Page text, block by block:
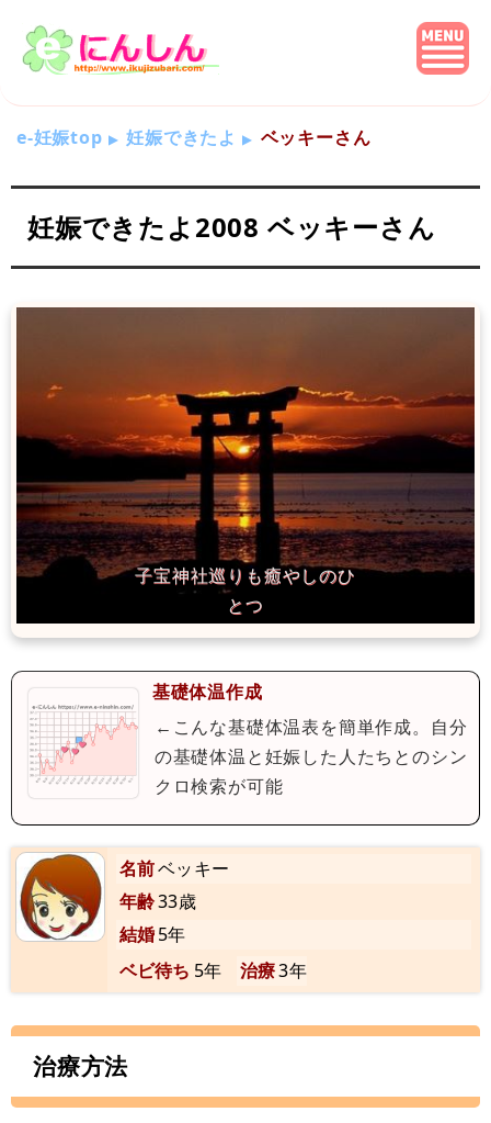
e-妊娠top 妊娠できたよ ベッキーさん
妊娠できたよ2008 ベッキーさん
基礎体温作成
←こんな基礎体温表を簡単作成。自分
の基礎体温と妊娠した人たちとのシン
クロ検索が可能
名前ベッキー
年齢33歳
結婚5年
ベビ待ち 5年 治療3年
治療方法